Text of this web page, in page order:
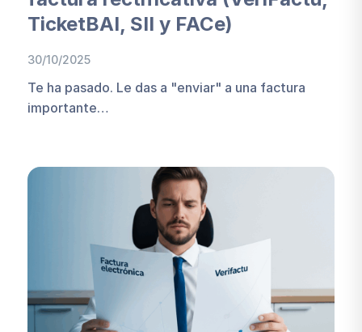
TicketBAI, SII y FACe)
30/10/2025
Te ha pasado. Le das a "enviar" a una factura
importante…